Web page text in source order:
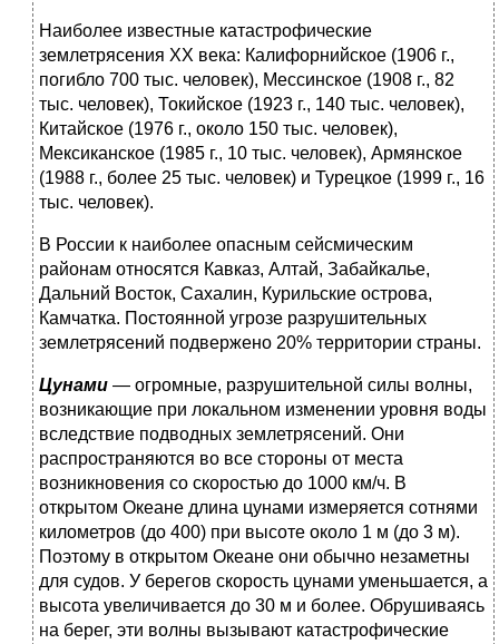
Наиболее известные катастрофические
землетрясения XX века: Калифорнийское (1906 г.,
погибло 700 тыс. человек), Мессинское (1908 г., 82
тыс. человек), Токийское (1923 г., 140 тыс. человек),
Китайское (1976 г., около 150 тыс. человек),
Мексиканское (1985 г., 10 тыс. человек), Армянское
(1988 г., более 25 тыс. человек) и Турецкое (1999 г., 16
тыс. человек).
В России к наиболее опасным сейсмическим
районам отно­сятся Кавказ, Алтай, Забайкалье,
Дальний Восток, Сахалин, Курильские острова,
Камчатка. Постоянной угрозе разруши­тельных
землетрясений подвержено 20% территории страны.
Цунами — огромные, разрушительной силы волны,
возни­кающие при локальном изменении уровня воды
вследствие подводных землетрясений. Они
распространяются во все сто­роны от места
возникновения со скоростью до 1000 км/ч. В
открытом Океане длина цунами измеряется сотнями
кило­метров (до 400) при высоте около 1 м (до 3 м).
Поэтому в открытом Океане они обычно незаметны
для судов. У берегов скорость цунами уменьшается, а
высота увеличивается до 30 м и более. Обрушиваясь
на берег, эти волны вызывают катас­трофические